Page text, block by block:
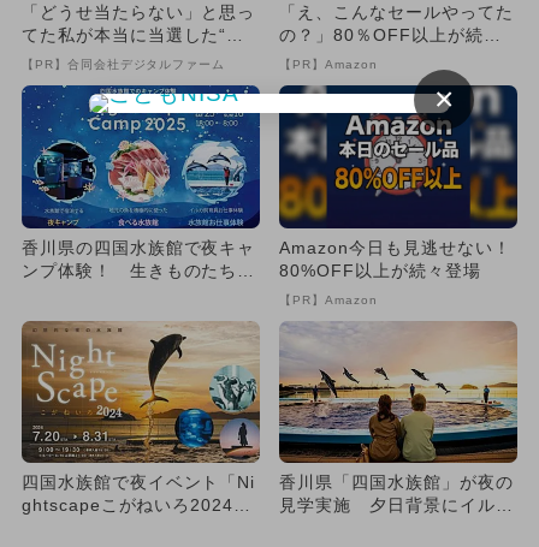
「どうせ当たらない」と思っ
てた私が本当に当選した“買
い方”がこれ
【PR】合同会社デジタルファーム
「え、こんなセールやってた
の？」80％OFF以上が続々
登場！Amazonの本気が...
【PR】Amazon
香川県の四国水族館で夜キャ
ンプ体験！ 生きものたちと
Amazon今日も見逃せない！
80%OFF以上が続々登場
【PR】Amazon
四国水族館で夜イベント「Ni
ghtscapeこがねいろ2024」
香川県「四国水族館」が夜の
見学実施 夕日背景にイルカ
×